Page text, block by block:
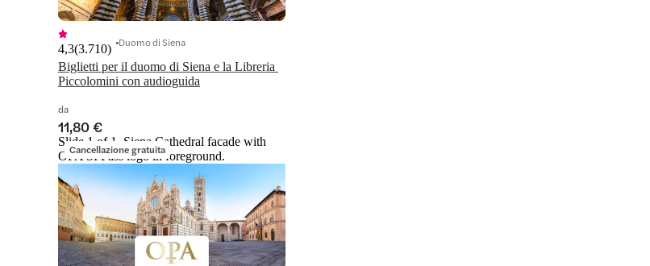
Biglietti per il duomo di Siena e la Libreria
Piccolomini con audioguida
4,3(3.710) Duomo di Siena
da
11,80 €
Cancellazione gratuita
Slide 1 of 1, Siena Cathedral facade with
OPA SI Pass logo in foreground.